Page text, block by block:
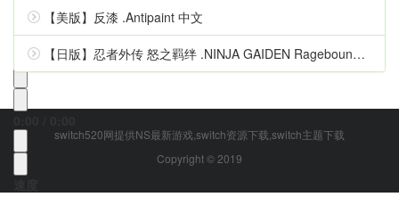
设置弹幕类型
顶部
滚动 底部
【美版】反漆 .Antipaint 中文
【日版】忍者外传 怒之羁绊 .NINJA GAIDEN Ragebound 中文
switch520网提供NS最新游戏,switch资源下载,switch主题下载
Copyright © 2019